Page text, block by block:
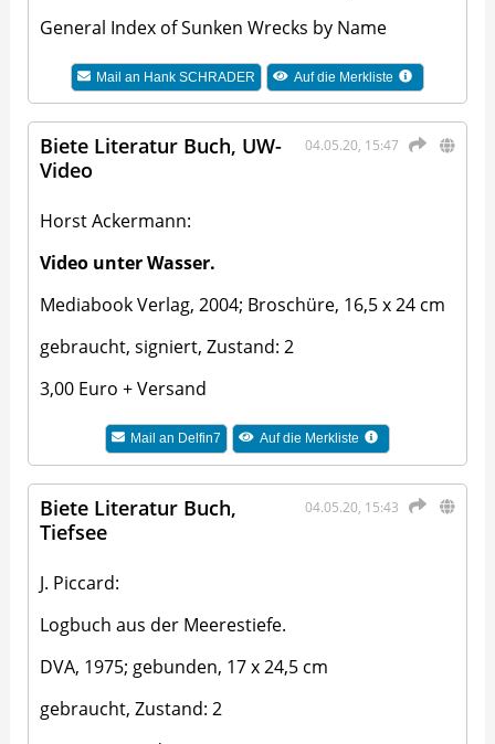
General Index of Sunken Wrecks by Name
Mail an Hank SCHRADER Auf die Merkliste
04.05.20, 15:47
Biete Literatur Buch, UW-
Video
Horst Ackermann:
Video unter Wasser.
Mediabook Verlag, 2004; Broschüre, 16,5 x 24 cm
gebraucht, signiert, Zustand: 2
3,00 Euro + Versand
Mail an Delfin7 Auf die Merkliste
04.05.20, 15:43
Biete Literatur Buch,
Tiefsee
J. Piccard:
Logbuch aus der Meerestiefe.
DVA, 1975; gebunden, 17 x 24,5 cm
gebraucht, Zustand: 2